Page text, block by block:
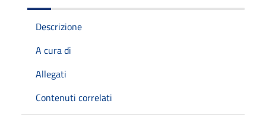
Descrizione
A cura di
Allegati
Contenuti correlati